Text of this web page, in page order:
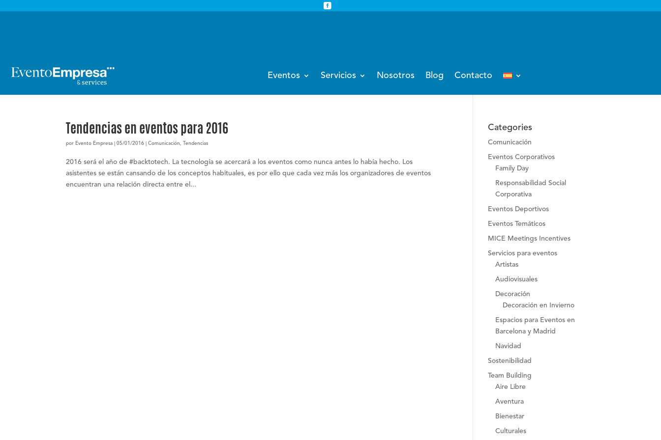

Eventos Servicios Nosotros Blog Contacto
Tendencias en eventos para 2016
por Evento Empresa |05/01/2016 |Comunicación , Tendencias
2016 será el año de #backtotech. La tecnología se acercará a los eventos como nunca antes lo había hecho. Los
asistentes se están cansando de los conceptos habituales, es por ello que cada vez más los organizadores de eventos
encuentran una relación directa entre el...
Categories
Comunicación
Eventos Corporativos
Family Day
Responsabilidad Social
Corporativa
Eventos Deportivos
Eventos Temáticos
MICE Meetings Incentives
Servicios para eventos
Artistas
Audiovisuales
Decoración
Decoración en Invierno
Espacios para Eventos en
Barcelona y Madrid
Navidad
Sostenibilidad
Team Building
Aire Libre
Aventura
Bienestar
Culturales